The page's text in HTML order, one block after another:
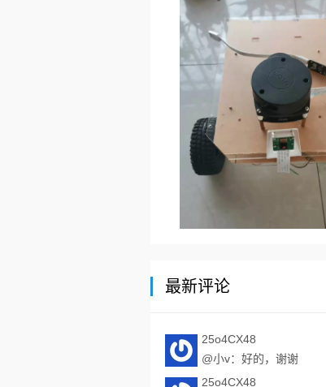
最新评论
25o4CX48
@小v：好的，谢谢
25o4CX48